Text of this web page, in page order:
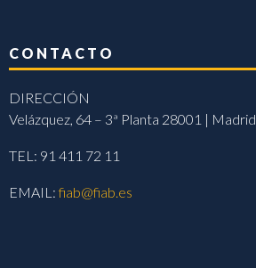
CONTACTO
DIRECCIÓN
Velázquez, 64 – 3ª Planta 28001 | Madrid
TEL: 91 411 72 11
EMAIL:fiab@fiab.es